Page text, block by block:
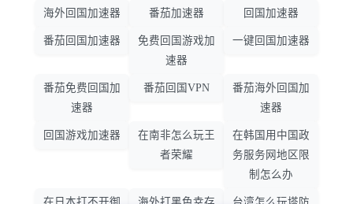
海外回国加速器 番茄加速器 回国加速器
番茄回国加速器
免费回国游戏加
速器
一键回国加速器
番茄免费回国加
速器
番茄回国VPN
番茄海外回国加
速器
回国游戏加速器
在南非怎么玩王
者荣耀
在韩国用中国政
务服务网地区限
制怎么办